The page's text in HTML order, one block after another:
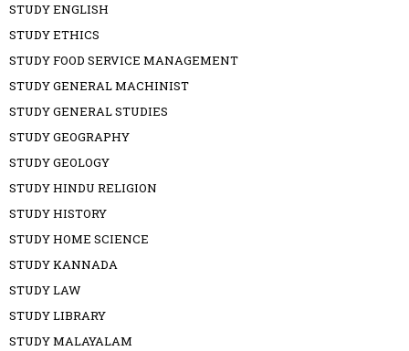
STUDY ENGLISH
STUDY ETHICS
STUDY FOOD SERVICE MANAGEMENT
STUDY GENERAL MACHINIST
STUDY GENERAL STUDIES
STUDY GEOGRAPHY
STUDY GEOLOGY
STUDY HINDU RELIGION
STUDY HISTORY
STUDY HOME SCIENCE
STUDY KANNADA
STUDY LAW
STUDY LIBRARY
STUDY MALAYALAM